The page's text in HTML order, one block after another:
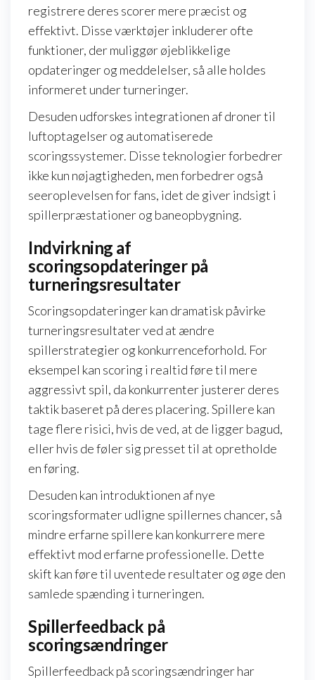
registrere deres scorer mere præcist og
effektivt. Disse værktøjer inkluderer ofte
funktioner, der muliggør øjeblikkelige
opdateringer og meddelelser, så alle holdes
informeret under turneringer.
Desuden udforskes integrationen af droner til
luftoptagelser og automatiserede
scoringssystemer. Disse teknologier forbedrer
ikke kun nøjagtigheden, men forbedrer også
seeroplevelsen for fans, idet de giver indsigt i
spillerpræstationer og baneopbygning.
Indvirkning af
scoringsopdateringer på
turneringsresultater
Scoringsopdateringer kan dramatisk påvirke
turneringsresultater ved at ændre
spillerstrategier og konkurrenceforhold. For
eksempel kan scoring i realtid føre til mere
aggressivt spil, da konkurrenter justerer deres
taktik baseret på deres placering. Spillere kan
tage flere risici, hvis de ved, at de ligger bagud,
eller hvis de føler sig presset til at opretholde
en føring.
Desuden kan introduktionen af nye
scoringsformater udligne spillernes chancer, så
mindre erfarne spillere kan konkurrere mere
effektivt mod erfarne professionelle. Dette
skift kan føre til uventede resultater og øge den
samlede spænding i turneringen.
Spillerfeedback på
scoringsændringer
Spillerfeedback på scoringsændringer har